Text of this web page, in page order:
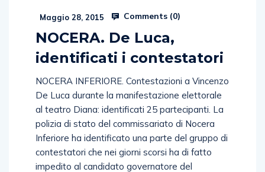
Maggio 28, 2015 Comments (0)
NOCERA. De Luca,
identificati i contestatori
NOCERA INFERIORE. Contestazioni a Vincenzo
De Luca durante la manifestazione elettorale
al teatro Diana: identificati 25 partecipanti. La
polizia di stato del commissariato di Nocera
Inferiore ha identificato una parte del gruppo di
contestatori che nei giorni scorsi ha di fatto
impedito al candidato governatore del